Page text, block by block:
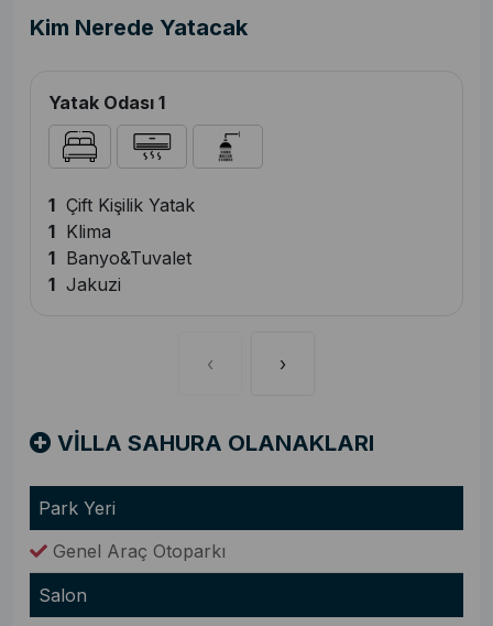
Kim Nerede Yatacak
Yatak Odası 1
1 Çift Kişilik Yatak
1 Klima
1 Banyo&Tuvalet
1 Jakuzi
‹ ›
VİLLA SAHURA OLANAKLARI
Park Yeri
Genel Araç Otoparkı
Salon